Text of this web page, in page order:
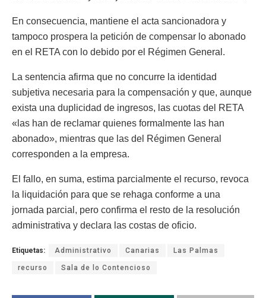
En consecuencia, mantiene el acta sancionadora y
tampoco prospera la petición de compensar lo abonado
en el RETA con lo debido por el Régimen General.
La sentencia afirma que no concurre la identidad
subjetiva necesaria para la compensación y que, aunque
exista una duplicidad de ingresos, las cuotas del RETA
«las han de reclamar quienes formalmente las han
abonado», mientras que las del Régimen General
corresponden a la empresa.
El fallo, en suma, estima parcialmente el recurso, revoca
la liquidación para que se rehaga conforme a una
jornada parcial, pero confirma el resto de la resolución
administrativa y declara las costas de oficio.
Etiquetas: Administrativo Canarias Las Palmas
recurso Sala de lo Contencioso